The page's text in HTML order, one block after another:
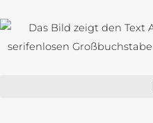
Inhalt
springen